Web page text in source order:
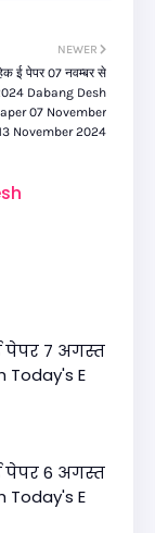
NEWER
ई पेपर 07 नवम्बर से
Dabang Desh
07 November
November 2024
7 अगस्त
Today's E
6 अगस्त
Today's E